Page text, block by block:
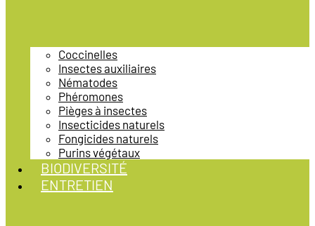
Coccinelles
Insectes auxiliaires
Nématodes
Phéromones
Pièges à insectes
Insecticides naturels
Fongicides naturels
Purins végétaux
BIODIVERSITÉ
ENTRETIEN